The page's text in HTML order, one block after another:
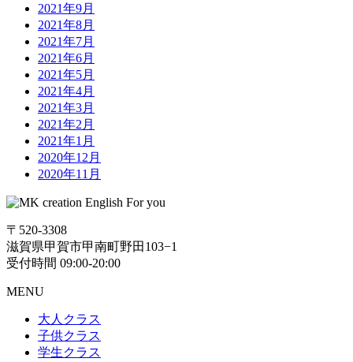
2021年9月
2021年8月
2021年7月
2021年6月
2021年5月
2021年4月
2021年3月
2021年2月
2021年1月
2020年12月
2020年11月
〒520-3308
滋賀県甲賀市甲南町野田103−1
受付時間 09:00-20:00
MENU
大人クラス
子供クラス
学生クラス